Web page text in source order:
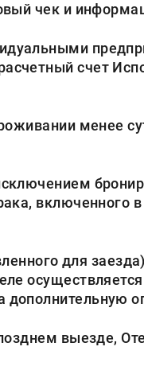
чек и
счет
менее
включенного
для
выезде,